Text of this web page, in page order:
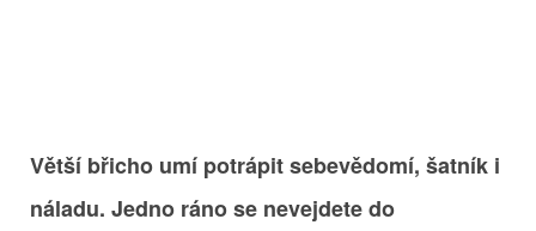
Větší břicho umí potrápit sebevědomí, šatník i
náladu. Jedno ráno se nevejdete do